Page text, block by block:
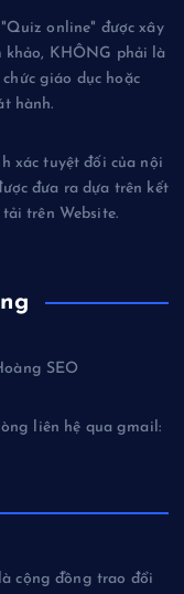
online" được xây
khảo, KHÔNG phải là
giáo dục hoặc
hành.
xác tuyệt đối của nội
đưa ra dựa trên kết
trên Website.
SEO
liên hệ qua gmail:
cộng đồng trao đổi